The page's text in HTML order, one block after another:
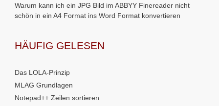
Warum kann ich ein JPG Bild im ABBYY Finereader nicht
schön in ein A4 Format ins Word Format konvertieren
HÄUFIG GELESEN
Das LOLA-Prinzip
MLAG Grundlagen
Notepad++ Zeilen sortieren